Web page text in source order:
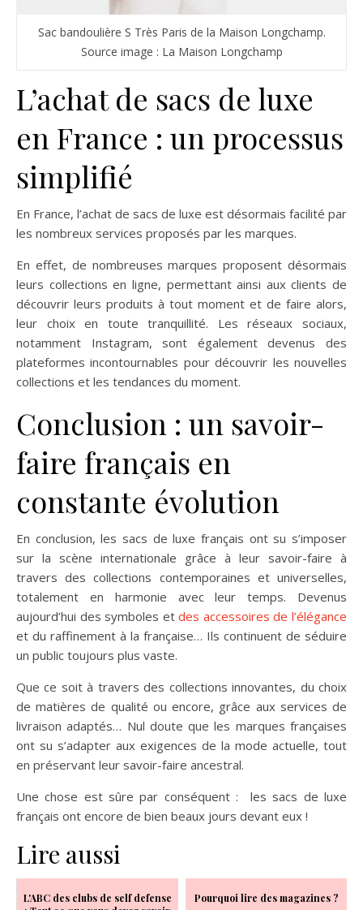
Sac bandoulière S Très Paris de la Maison Longchamp.
Source image : La Maison Longchamp
L’achat de sacs de luxe
en France : un processus
simplifié
En France, l’achat de sacs de luxe est désormais facilité par
les nombreux services proposés par les marques.
En effet, de nombreuses marques proposent désormais
leurs collections en ligne, permettant ainsi aux clients de
découvrir leurs produits à tout moment et de faire alors,
leur choix en toute tranquillité. Les réseaux sociaux,
notamment Instagram, sont également devenus des
plateformes incontournables pour découvrir les nouvelles
collections et les tendances du moment.
Conclusion : un savoir-
faire français en
constante évolution
En conclusion, les sacs de luxe français ont su s’imposer
sur la scène internationale grâce à leur savoir-faire à
travers des collections contemporaines et universelles,
totalement en harmonie avec leur temps. Devenus
aujourd’hui des symboles etdes accessoires de l’élégance
et du raffinement à la française… Ils continuent de séduire
un public toujours plus vaste.
Que ce soit à travers des collections innovantes, du choix
de matières de qualité ou encore, grâce aux services de
livraison adaptés… Nul doute que les marques françaises
ont su s’adapter aux exigences de la mode actuelle, tout
en préservant leur savoir-faire ancestral.
Une chose est sûre par conséquent : les sacs de luxe
français ont encore de bien beaux jours devant eux !
Lire aussi
L'ABC des clubs de self defense
Pourquoi lire des magazines ?